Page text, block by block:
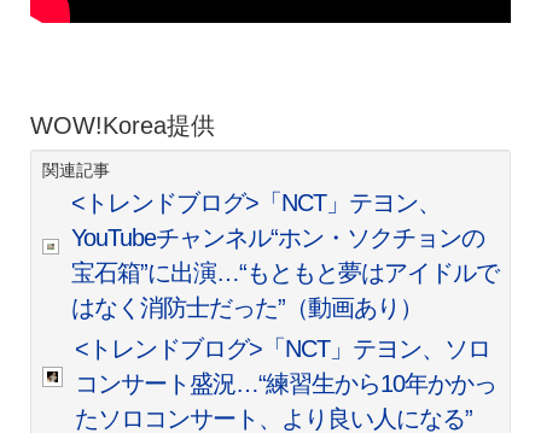
WOW!Korea提供
関連記事
<トレンドブログ>「NCT」テヨン、
YouTubeチャンネル“ホン・ソクチョンの
宝石箱”に出演…“もともと夢はアイドルで
はなく消防士だった”（動画あり）
<トレンドブログ>「NCT」テヨン、ソロ
コンサート盛況…“練習生から10年かかっ
たソロコンサート、より良い人になる”